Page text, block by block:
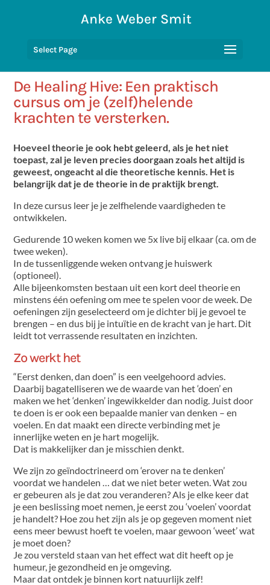
Anke Weber Smit
Select Page
De Healing Hive: Een praktisch
cursus om je (zelf)helende
krachten te versterken.
Hoeveel theorie je ook hebt geleerd, als je het niet
toepast, zal je leven precies doorgaan zoals het altijd is
geweest, ongeacht al die theoretische kennis. Het is
belangrijk dat je de theorie in de praktijk brengt.
In deze cursus leer je je zelfhelende vaardigheden te
ontwikkelen.
Gedurende 10 weken komen we 5x live bij elkaar (ca. om de
twee weken).
In de tussenliggende weken ontvang je huiswerk
(optioneel).
Alle bijeenkomsten bestaan uit een kort deel theorie en
minstens één oefening om mee te spelen voor de week. De
oefeningen zijn geselecteerd om je dichter bij je gevoel te
brengen – en dus bij je intuïtie en de kracht van je hart. Dit
leidt tot verrassende resultaten en inzichten.
Zo werkt het
“Eerst denken, dan doen” is een veelgehoord advies.
Daarbij bagatelliseren we de waarde van het ‘doen’ en
maken we het ‘denken’ ingewikkelder dan nodig. Juist door
te doen is er ook een bepaalde manier van denken – en
voelen. En dat maakt een directe verbinding met je
innerlijke weten en je hart mogelijk.
Dat is makkelijker dan je misschien denkt.
We zijn zo geïndoctrineerd om ‘erover na te denken’
voordat we handelen … dat we niet beter weten. Wat zou
er gebeuren als je dat zou veranderen? Als je elke keer dat
je een beslissing moet nemen, je eerst zou ‘voelen’ voordat
je handelt? Hoe zou het zijn als je op gegeven moment niet
eens meer bewust hoeft te voelen, maar gewoon ‘weet’ wat
je moet doen?
Je zou versteld staan ​​van het effect wat dit heeft op je
humeur, je gezondheid en je omgeving.
Maar dat ontdek je binnen kort natuurlijk zelf!